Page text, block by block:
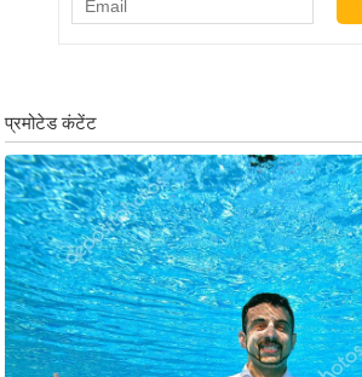
ड
हॉ
ली
वु
ड
फि
ल्म
स